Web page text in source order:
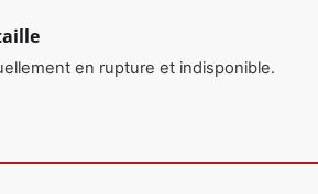
en rupture et indisponible.